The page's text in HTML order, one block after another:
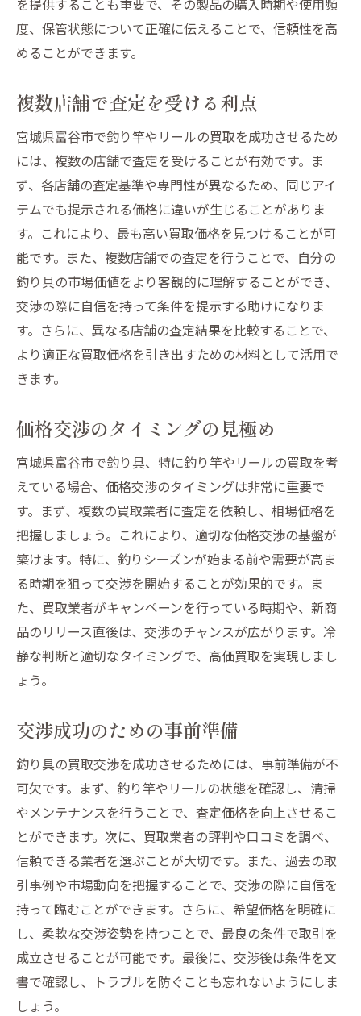
度、保管状態について正確に伝えることで、信頼性を高
めることができます。
複数店舗で査定を受ける利点
宮城県富谷市で釣り竿やリールの買取を成功させるため
には、複数の店舗で査定を受けることが有効です。ま
ず、各店舗の査定基準や専門性が異なるため、同じアイ
テムでも提示される価格に違いが生じることがありま
す。これにより、最も高い買取価格を見つけることが可
能です。また、複数店舗での査定を行うことで、自分の
釣り具の市場価値をより客観的に理解することができ、
交渉の際に自信を持って条件を提示する助けになりま
す。さらに、異なる店舗の査定結果を比較することで、
より適正な買取価格を引き出すための材料として活用で
きます。
価格交渉のタイミングの見極め
宮城県富谷市で釣り具、特に釣り竿やリールの買取を考
えている場合、価格交渉のタイミングは非常に重要で
す。まず、複数の買取業者に査定を依頼し、相場価格を
把握しましょう。これにより、適切な価格交渉の基盤が
築けます。特に、釣りシーズンが始まる前や需要が高ま
る時期を狙って交渉を開始することが効果的です。ま
た、買取業者がキャンペーンを行っている時期や、新商
品のリリース直後は、交渉のチャンスが広がります。冷
静な判断と適切なタイミングで、高価買取を実現しまし
ょう。
交渉成功のための事前準備
釣り具の買取交渉を成功させるためには、事前準備が不
可欠です。まず、釣り竿やリールの状態を確認し、清掃
やメンテナンスを行うことで、査定価格を向上させるこ
とができます。次に、買取業者の評判や口コミを調べ、
信頼できる業者を選ぶことが大切です。また、過去の取
引事例や市場動向を把握することで、交渉の際に自信を
持って臨むことができます。さらに、希望価格を明確に
し、柔軟な交渉姿勢を持つことで、最良の条件で取引を
成立させることが可能です。最後に、交渉後は条件を文
書で確認し、トラブルを防ぐことも忘れないようにしま
しょう。